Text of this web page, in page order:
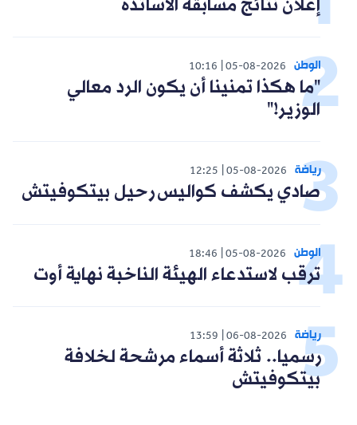
إعلان نتائج مسابقة الأساتذة
الوطن 05-08-2026
10:16
"ما هكذا تمنينا أن يكون الرد معالي
الوزير!"
رياضة 05-08-2026
12:25
صادي يكشف كواليس رحيل بيتكوفيتش
الوطن 05-08-2026
18:46
ترقب لاستدعاء الهيئة الناخبة نهاية أوت
رياضة 06-08-2026
13:59
رسميا.. ثلاثة أسماء مرشحة لخلافة
بيتكوفيتش